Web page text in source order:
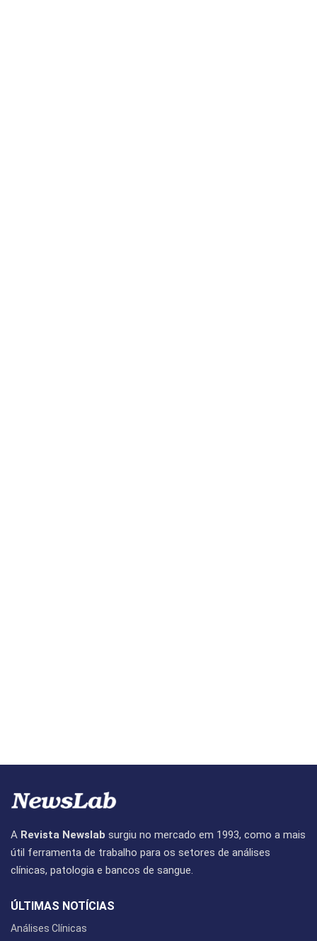
A Revista Newslab surgiu no mercado em 1993, como a mais
útil ferramenta de trabalho para os setores de análises
clínicas, patologia e bancos de sangue.
ÚLTIMAS NOTÍCIAS
Análises Clínicas